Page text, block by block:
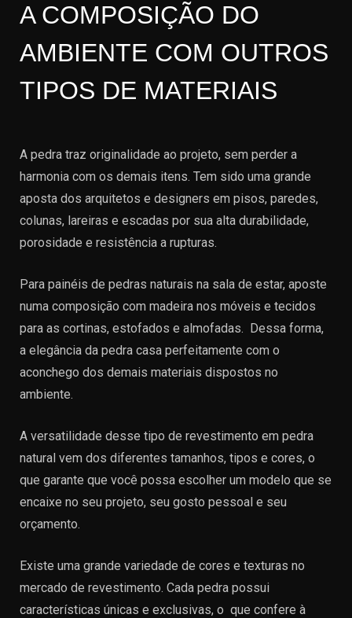
A COMPOSIÇÃO DO
AMBIENTE COM OUTROS
TIPOS DE MATERIAIS
A pedra traz originalidade ao projeto, sem perder a
harmonia com os demais itens. Tem sido uma grande
aposta dos arquitetos e designers em pisos, paredes,
colunas, lareiras e escadas por sua alta durabilidade,
porosidade e resistência a rupturas.
Para painéis de pedras naturais na sala de estar, aposte
numa composição com madeira nos móveis e tecidos
para as cortinas, estofados e almofadas. Dessa forma,
a elegância da pedra casa perfeitamente com o
aconchego dos demais materiais dispostos no
ambiente.
A versatilidade desse tipo de revestimento em pedra
natural vem dos diferentes tamanhos, tipos e cores, o
que garante que você possa escolher um modelo que se
encaixe no seu projeto, seu gosto pessoal e seu
orçamento.
Existe uma grande variedade de cores e texturas no
mercado de revestimento. Cada pedra possui
características únicas e exclusivas, o que confere à